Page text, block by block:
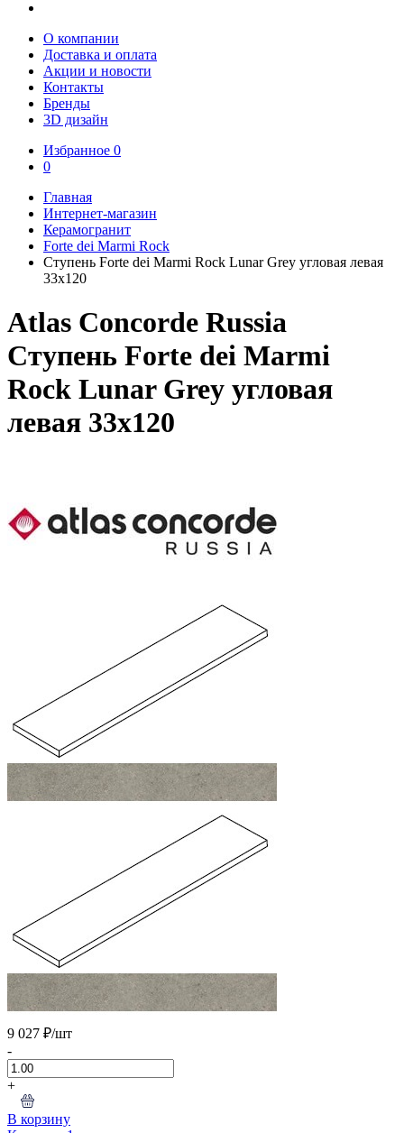
О компании
Доставка и оплата
Акции и новости
Контакты
Бренды
3D дизайн
Избранное 0
0
Главная
Интернет-магазин
Керамогранит
Forte dei Marmi Rock
Ступень Forte dei Marmi Rock Lunar Grey угловая левая
33x120
Atlas Concorde Russia
Ступень Forte dei Marmi
Rock Lunar Grey угловая
левая 33x120
9 027 ₽/шт
-
+
В корзину